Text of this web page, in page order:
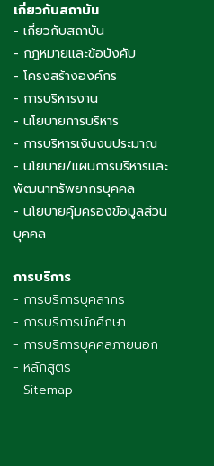
เกี่ยวกับสถาบัน
- เกี่ยวกับสถาบัน
- กฎหมายและข้อบังคับ
- โครงสร้างองค์กร
- การบริหารงาน
- นโยบายการบริหาร
- การบริหารเงินงบประมาณ
- นโยบาย/แผนการบริหารและ
พัฒนาทรัพยากรบุคคล
- นโยบายคุ้มครองข้อมูลส่วน
บุคคล
การบริการ
- การบริการบุคลากร
- การบริการนักศึกษา
- การบริการบุคคลภายนอก
- หลักสูตร
- Sitemap